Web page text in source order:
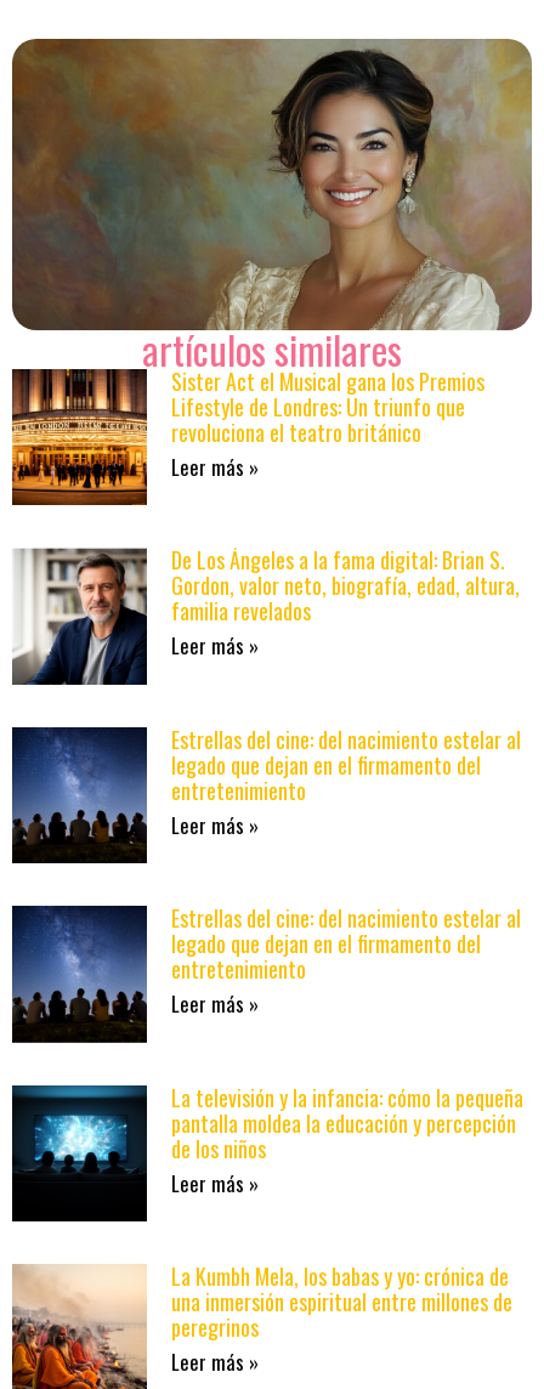
artículos similares
Sister Act el Musical gana los Premios
Lifestyle de Londres: Un triunfo que
revoluciona el teatro británico
Leer más »
De Los Ángeles a la fama digital: Brian S.
Gordon, valor neto, biografía, edad, altura,
familia revelados
Leer más »
Estrellas del cine: del nacimiento estelar al
legado que dejan en el firmamento del
entretenimiento
Leer más »
Estrellas del cine: del nacimiento estelar al
legado que dejan en el firmamento del
entretenimiento
Leer más »
La televisión y la infancia: cómo la pequeña
pantalla moldea la educación y percepción
de los niños
Leer más »
La Kumbh Mela, los babas y yo: crónica de
una inmersión espiritual entre millones de
peregrinos
Leer más »